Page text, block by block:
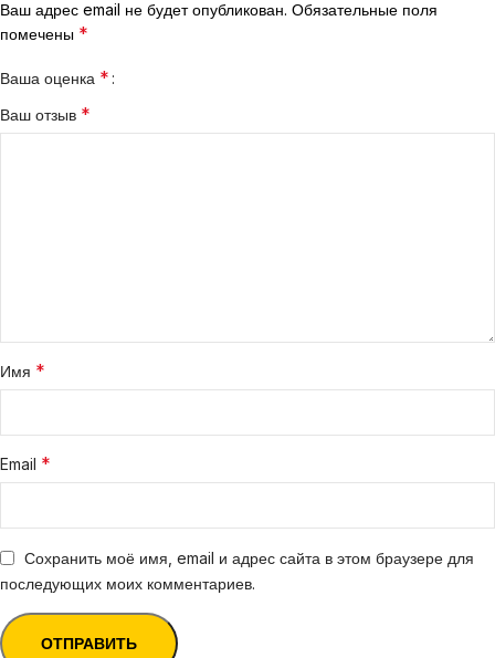
Ваш адрес email не будет опубликован. Обязательные поля
помечены *
Ваша оценка *
Ваш отзыв *
Имя *
Email *
Сохранить моё имя, email и адрес сайта в этом браузере для
последующих моих комментариев.